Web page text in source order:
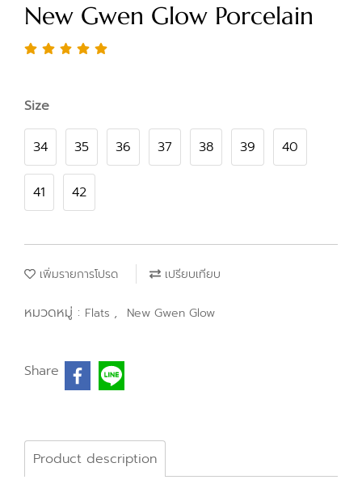
New Gwen Glow Porcelain
Size
34 35 36 37 38 39 40
41 42
เพิ่มรายการโปรด เปรียบเทียบ
หมวดหมู่ : Flats , New Gwen Glow
Share
Product description